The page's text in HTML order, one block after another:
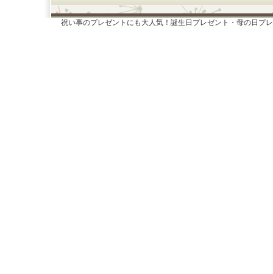
祝い事のプレゼントにも大人気！誕生日プレゼント・母の日プ